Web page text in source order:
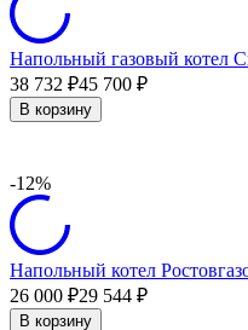
Напольный газовый
38 732 ₽45 700 ₽
В корзину
-12%
Напольный котел
26 000 ₽29 544 ₽
В корзину